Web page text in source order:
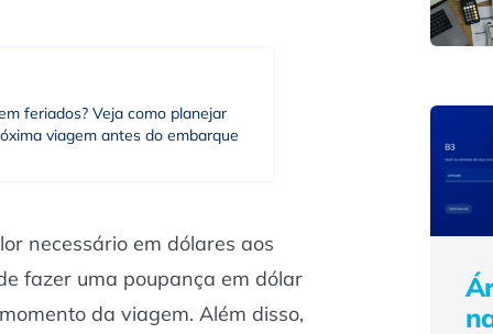
feriados? Veja como planejar
viagem antes do embarque
necessário em dólares aos
fazer uma poupança em dólar
da viagem. Além disso,